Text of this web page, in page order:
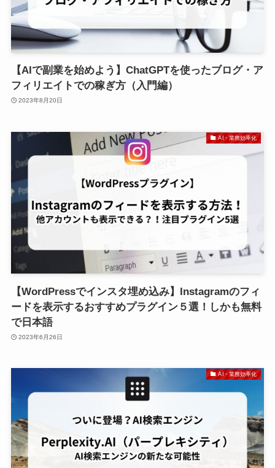
【AIで副業を始めよう】ChatGPTを使ったブログ・ア
フィリエイトでの稼ぎ方（入門編）
2023年8月20日
AI・業務効率化
【WordPressでインスタ埋め込み】Instagramのフィ
ードを表示するおすすめプラグイン５選！しかも無料
で日本語
2023年6月26日
AI・業務効率化